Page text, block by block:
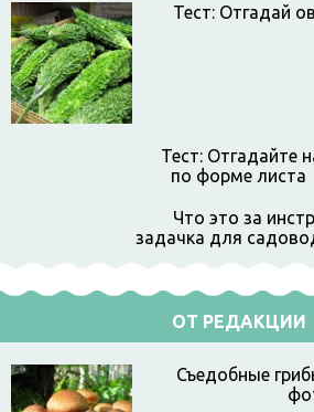
Тест: Отгадай
Тест: Отгадайте
по форме листа
Что это за
задачка для
ОТ РЕДАКЦИИ
Съедобные